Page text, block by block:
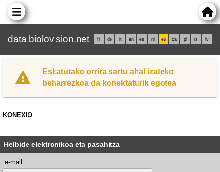
data.biolovision.net fr de it en es nl eu ca pl rs lv
Eskatutako orrira sartu ahal izateko
beharrezkoa da konektaturik egotea
KONEXIO
Helbide elektronikoa eta pasahitza
e-mail :